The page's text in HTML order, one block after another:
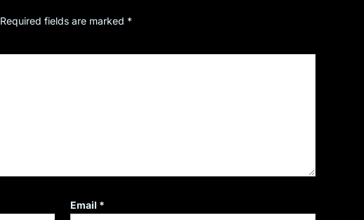
Required fields are marked *
Email *